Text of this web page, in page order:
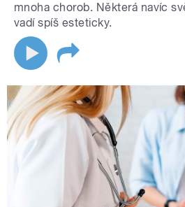
mnoha chorob. Některá navíc
vadí spíš esteticky.